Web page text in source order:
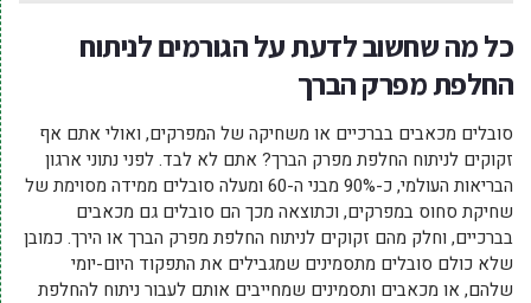
כל מה שחשוב לדעת על הגורמים לניתוח
החלפת מפרק הברך
סובלים מכאבים בברכיים או משחיקה של המפרקים, ואולי אתם אף
זקוקים לניתוח החלפת מפרק הברך? אתם לא לבד. לפני נתוני ארגון
הבריאות העולמי, כ-90% מבני ה-60 ומעלה סובלים ממידה מסוימת של
שחיקת סחוס במפרקים, וכתוצאה מכך הם סובלים גם מכאבים
בברכיים, וחלק מהם זקוקים לניתוח החלפת מפרק הברך או הירך. כמובן
שלא כולם סובלים מתסמינים שמגבילים את התפקוד היום-יומי
שלהם, או מכאבים ותסמינים שמחייבים אותם לעבור ניתוח להחלפת